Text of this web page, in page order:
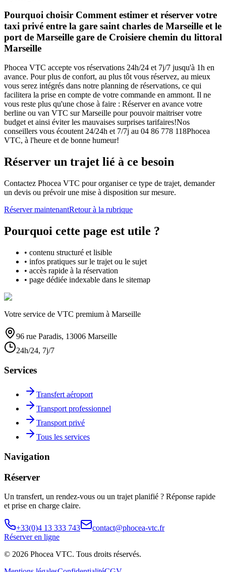
Pourquoi choisir Comment estimer et réserver votre
taxi privé entre la gare saint charles de Marseille et le
port de Marseille gare de Croisiere chemin du littoral
Marseille
Phocea VTC accepte vos réservations 24h/24 et 7j/7 jusqu'à 1h en
avance. Pour plus de confort, au plus tôt vous réservez, au mieux
vous serez intégrés dans notre planning de réservations, ce qui
facilitera la prise en compte de votre commande en ammont. Il ne
vous reste plus qu'une chose à faire : Réserver en avance votre
berline ou van VTC sur Marseille pour pouvoir maitriser votre
budget et ainsi éviter les mauvaises surprises tarifaires!Nos
conseillers vous écoutent 24/24h et 7/7j au 04 86 778 118Phocea
VTC, à l'heure et de bonne humeur!
Réserver un trajet lié à ce besoin
Contactez Phocea VTC pour organiser ce type de trajet, demander
un devis ou prévoir une mise à disposition sur mesure.
Réserver maintenantRetour à la rubrique
Pourquoi cette page est utile ?
• contenu structuré et lisible
• infos pratiques sur le trajet ou le sujet
• accès rapide à la réservation
• page dédiée indexable dans le sitemap
Votre service de VTC premium à Marseille
96 rue Paradis, 13006 Marseille
24h/24, 7j/7
Services
Transfert aéroport
Transport professionnel
Transport privé
Tous les services
Navigation
Réserver
Un transfert, un rendez-vous ou un trajet planifié ? Réponse rapide
et prise en charge claire.
+33(0)4 13 333 743
contact@phocea-vtc.fr
Réserver en ligne
© 2026 Phocea VTC. Tous droits réservés.